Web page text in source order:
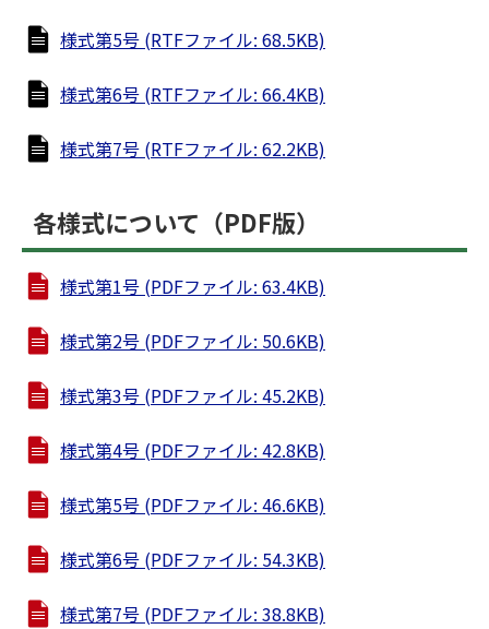
様式第5号 (RTFファイル: 68.5KB)
様式第6号 (RTFファイル: 66.4KB)
様式第7号 (RTFファイル: 62.2KB)
各様式について（PDF版）
様式第1号 (PDFファイル: 63.4KB)
様式第2号 (PDFファイル: 50.6KB)
様式第3号 (PDFファイル: 45.2KB)
様式第4号 (PDFファイル: 42.8KB)
様式第5号 (PDFファイル: 46.6KB)
様式第6号 (PDFファイル: 54.3KB)
様式第7号 (PDFファイル: 38.8KB)